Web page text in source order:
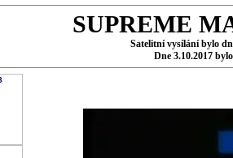
SUPREME
Satelitní vysílání bylo
Dne 3.10.2017